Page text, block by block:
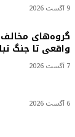
9 آگست 2026
گروه‌های
واقعی تا جنگ
7 آگست 2026
6 آگست 2026